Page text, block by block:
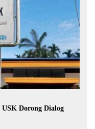
Dorong Dialog